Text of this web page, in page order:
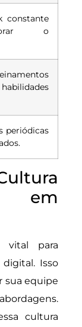
constante
o
periódicas
em
para
Isso
sua equipe
cultura